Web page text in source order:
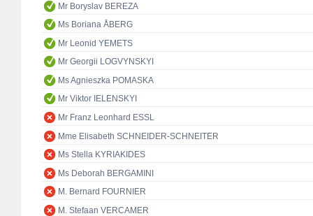
Mr Boryslav BEREZA
Ms Boriana ÅBERG
Mr Leonid YEMETS
Mr Georgii LOGVYNSKYI
Ms Agnieszka POMASKA
Mr Viktor IELENSKYI
Mr Franz Leonhard ESSL
Mme Elisabeth SCHNEIDER-SCHNEITER
Ms Stella KYRIAKIDES
Ms Deborah BERGAMINI
M. Bernard FOURNIER
M. Stefaan VERCAMER